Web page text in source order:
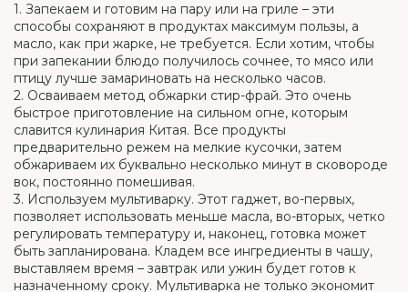
1. Запекаем и готовим на пару или на гриле – эти
способы сохраняют в продуктах максимум пользы, а
масло, как при жарке, не требуется. Если хотим, чтобы
при запекании блюдо получилось сочнее, то мясо или
птицу лучше замариновать на несколько часов.
2. Осваиваем метод обжарки стир-фрай. Это очень
быстрое приготовление на сильном огне, которым
славится кулинария Китая. Все продукты
предварительно режем на мелкие кусочки, затем
обжариваем их буквально несколько минут в сковороде
вок, постоянно помешивая.
3. Используем мультиварку. Этот гаджет, во-первых,
позволяет использовать меньше масла, во-вторых, четко
регулировать температуру и, наконец, готовка может
быть запланирована. Кладем все ингредиенты в чашу,
выставляем время – завтрак или ужин будет готов к
назначенному сроку. Мультиварка не только экономит